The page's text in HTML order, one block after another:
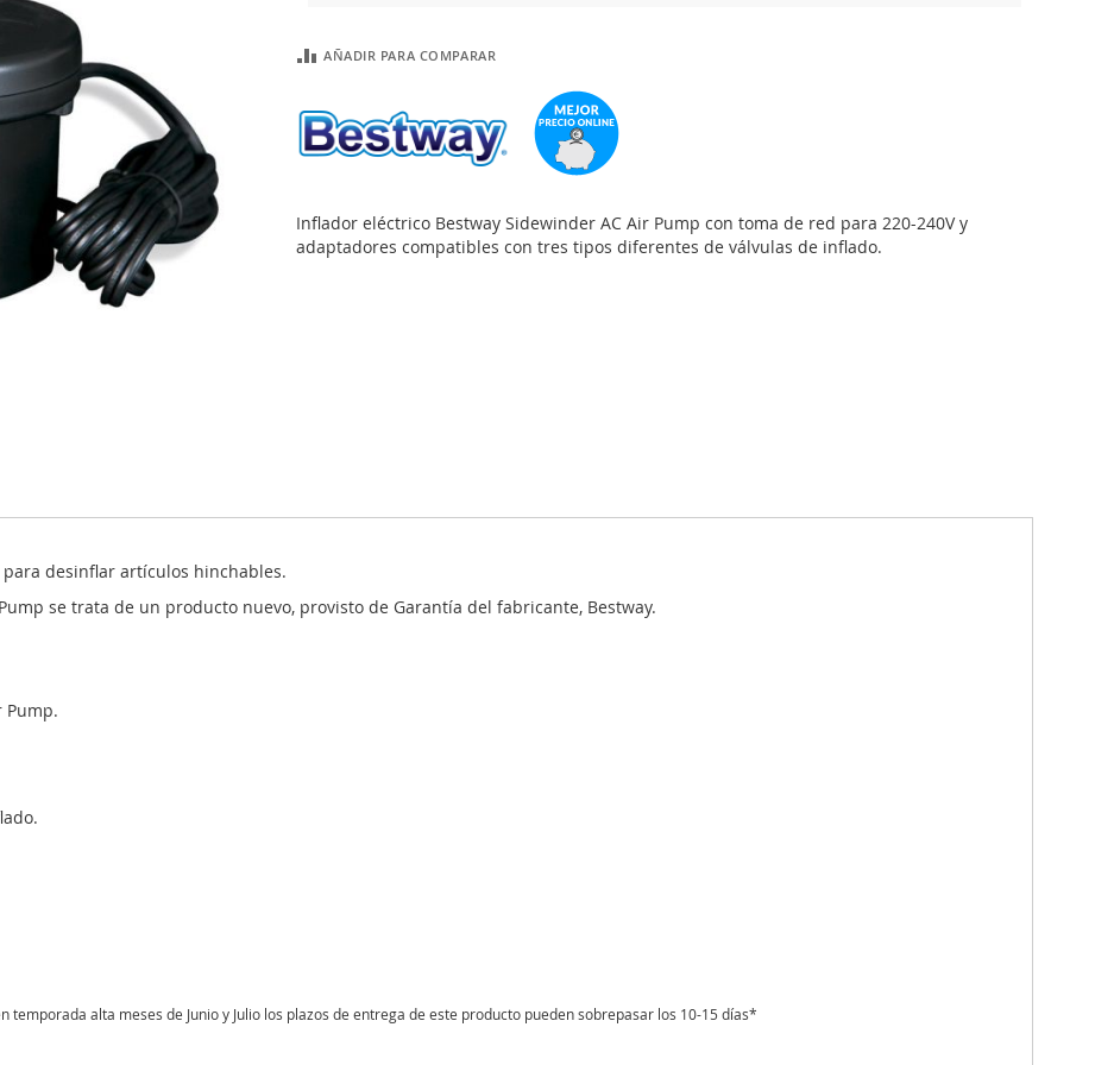
AÑADIR PARA COMPARAR
Inflador eléctrico Bestway Sidewinder AC Air Pump con toma de red para 220-240V y
adaptadores compatibles con tres tipos diferentes de válvulas de inflado.
desinflar artículos hinchables.
se trata de un producto nuevo, provisto de Garantía del fabricante, Bestway.
Pump.
alta meses de Junio y Julio los plazos de entrega de este producto pueden sobrepasar los 10-15 días*